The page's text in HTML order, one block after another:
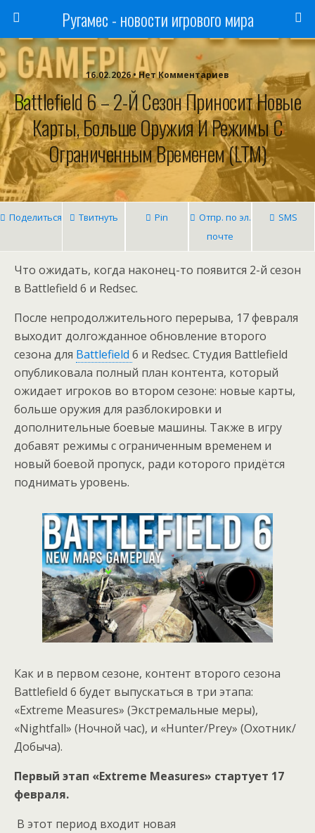
Ругамес - новости игрового мира
16.02.2026 • Нет Комментариев
Battlefield 6 – 2-Й Сезон Приносит Новые
Карты, Больше Оружия И Режимы С
Ограниченным Временем (LTM)
Поделиться Твитнуть Pin
Отпр. по эл.
почте
SMS
Что ожидать, когда наконец-то появится 2-й сезон
в Battlefield 6 и Redsec.
После непродолжительного перерыва, 17 февраля
выходит долгожданное обновление второго
сезона для Battlefield 6 и Redsec. Студия Battlefield
опубликовала полный план контента, который
ожидает игроков во втором сезоне: новые карты,
больше оружия для разблокировки и
дополнительные боевые машины. Также в игру
добавят режимы с ограниченным временем и
новый боевой пропуск, ради которого придётся
поднимать уровень.
Как и в первом сезоне, контент второго сезона
Battlefield 6 будет выпускаться в три этапа:
«Extreme Measures» (Экстремальные меры),
«Nightfall» (Ночной час), и «Hunter/Prey» (Охотник/
Добыча).
Первый этап «Extreme Measures» стартует 17
февраля.
В этот период входит новая